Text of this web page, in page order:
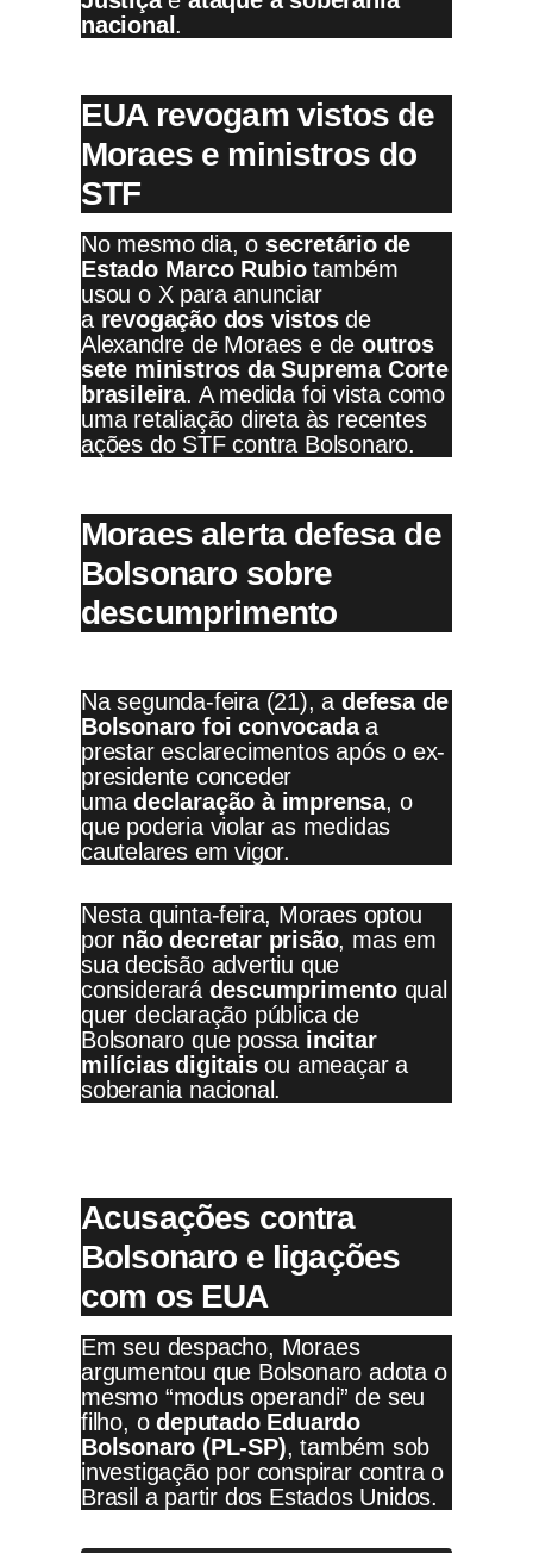
nacional .
EUA revogam vistos de
Moraes e ministros do
STF
No mesmo dia, o secretário de
Estado Marco Rubiotambém
usou o X para anunciar
a revogação dos vistosde
Alexandre de Moraes e deoutros
sete ministros da Suprema Corte
brasileira. A medida foi vista como
uma retaliação direta às recentes
ações do STF contra Bolsonaro.
Moraes alerta defesa de
Bolsonaro sobre
descumprimento
Na segunda-feira (21), a defesa de
Bolsonaro foi convocadaa
prestar esclarecimentos após o ex-
presidente conceder
umadeclaração à imprensa, o
que poderia violar as medidas
cautelares em vigor.
Nesta quinta-feira, Moraes optou
por não decretar prisão, mas em
sua decisão advertiu que
considerará descumprimentoqual
quer declaração pública de
Bolsonaro que possa incitar
milícias digitaisou ameaçar a
soberania nacional.
Acusações contra
Bolsonaro e ligações
com os EUA
Em seu despacho, Moraes
argumentou que Bolsonaro adota o
mesmo “modus operandi” de seu
filho, odeputado Eduardo
Bolsonaro (PL-SP), também sob
investigação por conspirar contra o
Brasil a partir dos Estados Unidos.